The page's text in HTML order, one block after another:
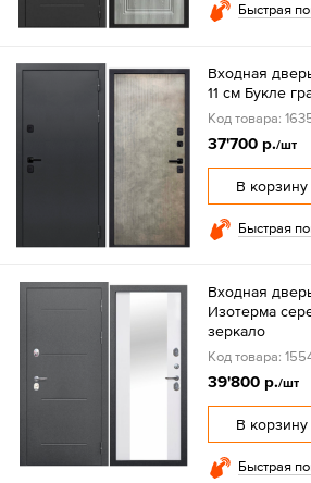
Быстрая
Входная
11 см Букле
Код товара:
37'700 р./шт
В корзину
Быстрая
Входная
Изотерма
зеркало
Код товара:
39'800 р./шт
В корзину
Быстрая